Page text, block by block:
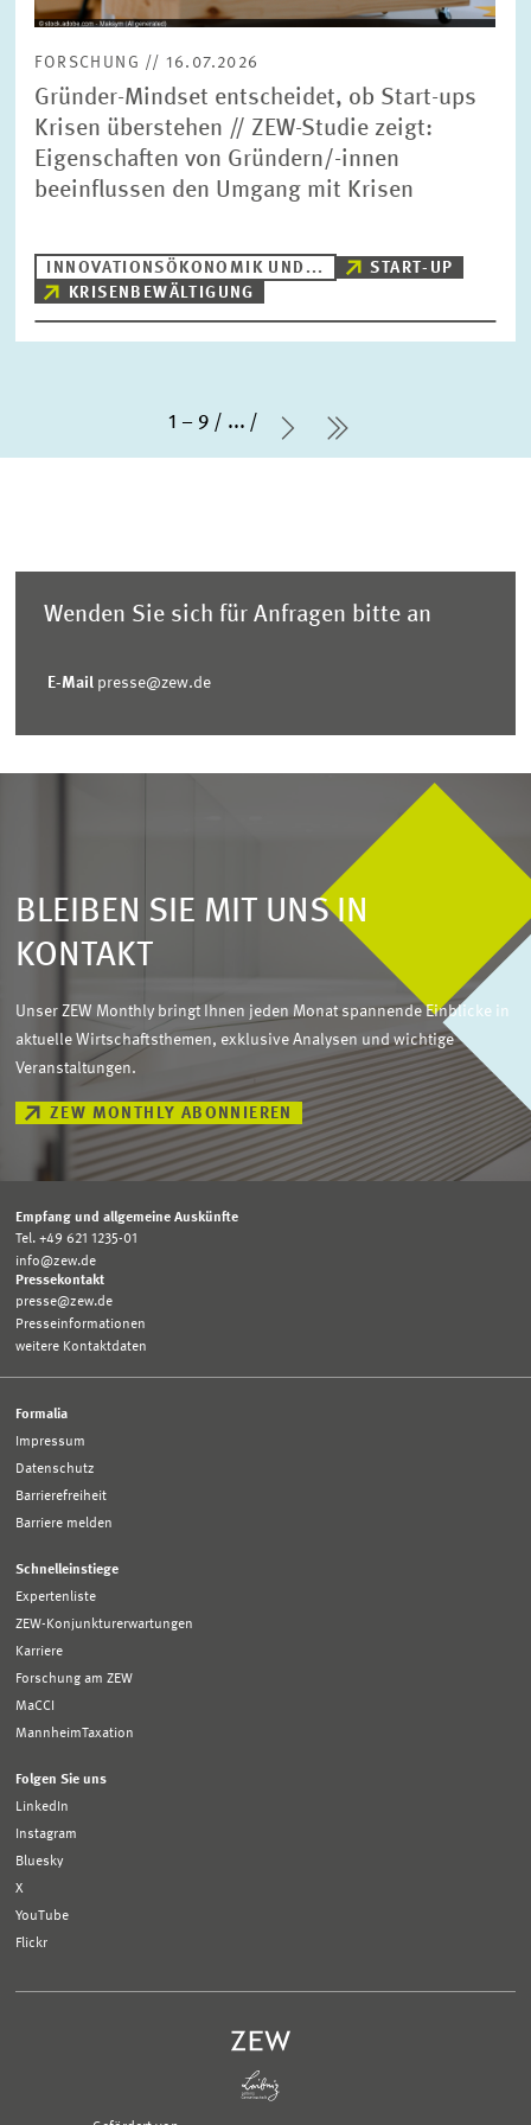
FORSCHUNG // 16.07.2026
Gründer-Mindset entscheidet, ob Start-ups
Krisen überstehen // ZEW-Studie zeigt:
Eigenschaften von Gründern/-innen
beeinflussen den Umgang mit Krisen
INNOVATIONSÖKONOMIK UND...
START-UP
KRISENBEWÄLTIGUNG
1 – 9 ...
Nächste Seite
letzte Seite
Wenden Sie sich für Anfragen bitte an
E-Mail presse@zew.de
BLEIBEN SIE MIT UNS IN
KONTAKT
Unser ZEW Monthly bringt Ihnen jeden Monat spannende Einblicke in
aktuelle Wirtschaftsthemen, exklusive Analysen und wichtige
Veranstaltungen.
ZEW MONTHLY ABONNIEREN
Empfang und allgemeine Auskünfte
Tel. +49 621 1235-01
info@zew.de
Pressekontakt
presse@zew.de
Presseinformationen
weitere Kontaktdaten
Formalia
Impressum
Datenschutz
Barrierefreiheit
Barriere melden
Schnelleinstiege
Expertenliste
ZEW-Konjunkturerwartungen
Karriere
Forschung am ZEW
MaCCI
MannheimTaxation
Folgen Sie uns
LinkedIn
Instagram
Bluesky
X
YouTube
Flickr